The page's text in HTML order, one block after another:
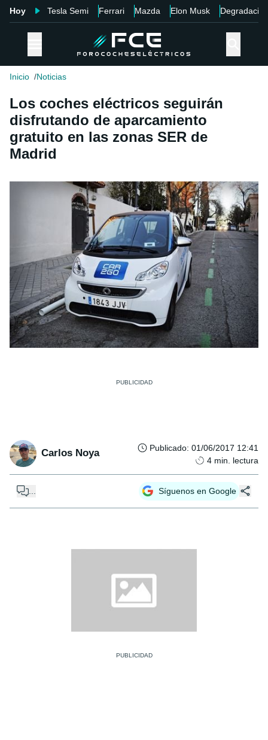
Hoy Tesla Semi Ferrari Mazda Elon Musk Degradación
Inicio Noticias
Los coches eléctricos seguirán
disfrutando de aparcamiento
gratuito en las zonas SER de
Madrid
Carlos Noya Publicado: 01/06/2017 12:41
4 min. lectura
Síguenos en Google